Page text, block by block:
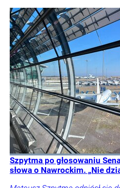
Szpytma po głosowaniu
słowa o Nawrockim. „Nie